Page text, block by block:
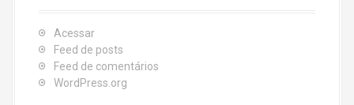
Acessar
Feed de posts
Feed de comentários
WordPress.org